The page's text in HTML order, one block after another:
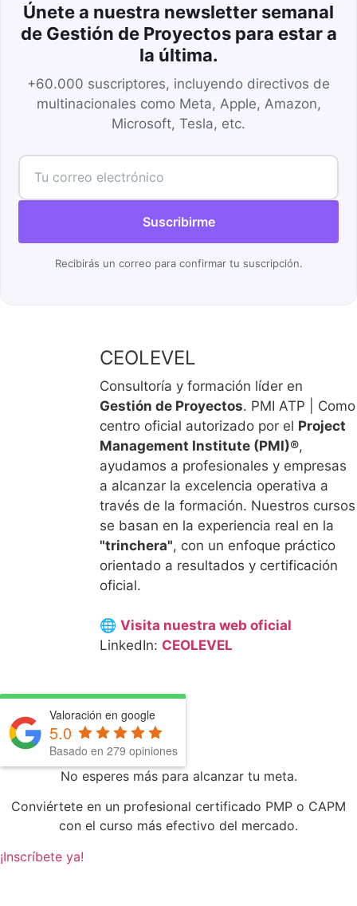
Únete a nuestra newsletter semanal
de Gestión de Proyectos para estar a
la última.
+60.000 suscriptores, incluyendo directivos de
multinacionales como Meta, Apple, Amazon,
Microsoft, Tesla, etc.
Suscribirme
Recibirás un correo para confirmar tu suscripción.
CEOLEVEL
Consultoría y formación líder en
Gestión de Proyectos. PMI ATP | Como
centro oficial autorizado por el Project
Management Institute (PMI)®,
ayudamos a profesionales y empresas
a alcanzar la excelencia operativa a
través de la formación. Nuestros cursos
se basan en la experiencia real en la
"trinchera", con un enfoque práctico
orientado a resultados y certificación
oficial.
🌐 Visita nuestra web oficial
LinkedIn: CEOLEVEL
Valoración en google
5.0
Basado en 279 opiniones
No esperes más para alcanzar tu meta.
Conviértete en un profesional certificado PMP o CAPM
con el curso más efectivo del mercado.
¡Inscríbete ya!